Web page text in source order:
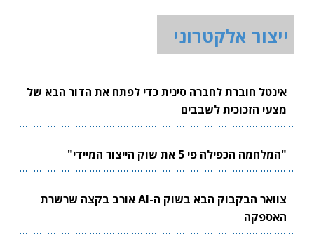
ייצור אלקטרוני
אינטל חוברת לחברה סינית כדי לפתח את הדור הבא של
מצעי הזכוכית לשבבים
"המלחמה הכפילה פי 5 את שוק הייצור המיידי"
צוואר הבקבוק הבא בשוק ה-AI אורב בקצה שרשרת
האספקה